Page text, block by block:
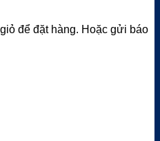
để đặt hàng. Hoặc gửi báo